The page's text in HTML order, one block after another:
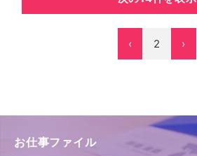
‹ 2 ›
お仕事ファイル